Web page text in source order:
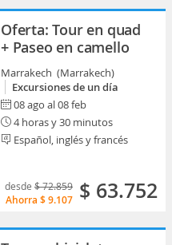
Oferta: Tour en quad
+ Paseo en camello
Marrakech (Marrakech)
Excursiones de un día
08 ago al 08 feb
4 horas y 30 minutos
Español, inglés y francés
desde $ 72.859
Ahorra $ 9.107 $ 63.752